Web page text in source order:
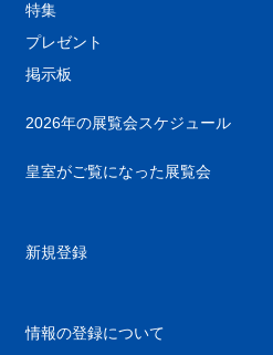
特集
プレゼント
掲示板
2026年の展覧会スケジュール
皇室がご覧になった展覧会
新規登録
情報の登録について